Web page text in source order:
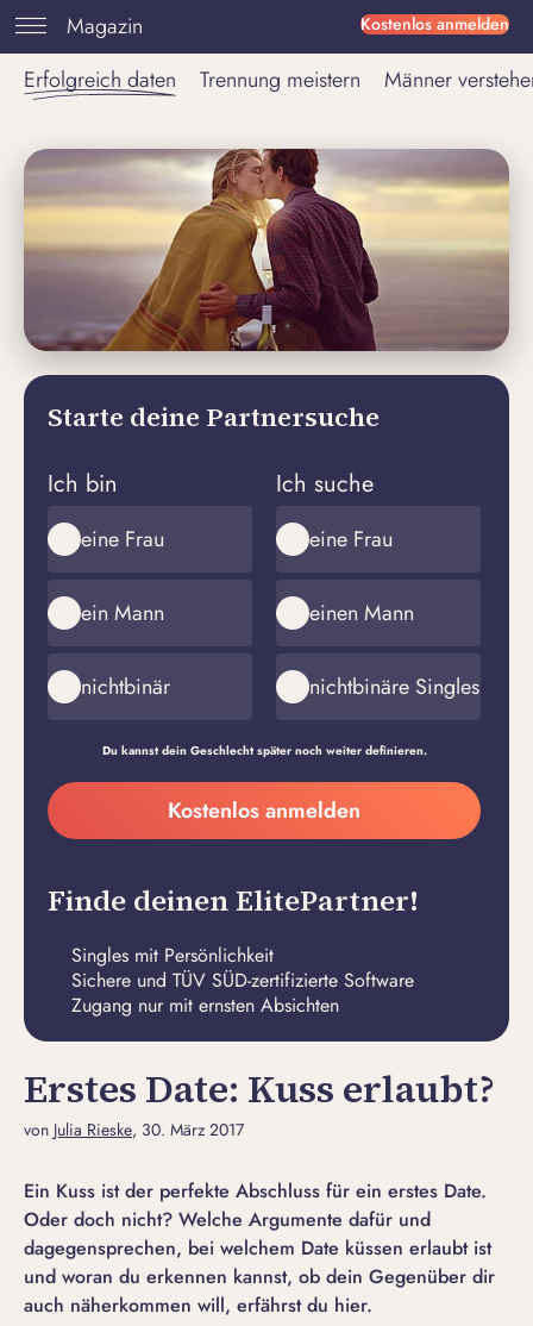
Kostenlos anmelden
Magazin
Erfolgreich daten
Trennung meistern Männer
Starte deine Partnersuche
Ich bin
eine Frau
ein Mann
nichtbinär
Ich suche
eine Frau
einen Mann
nichtbinäre Singles
Du kannst dein Geschlecht später noch weiter definieren.
Meine
E-
Adresse
erstellen
Kostenlos anmelden
Finde deinen ElitePartner!
Singles mit Persönlichkeit
Sichere und TÜV SÜD-zertifizierte Software
Zugang nur mit ernsten Absichten
Erstes Date: Kuss erlaubt?
von Julia Rieske, 30. März 2017
Ein Kuss ist der perfekte Abschluss für ein erstes Date.
Oder doch nicht? Welche Argumente dafür und
dagegensprechen, bei welchem Date küssen erlaubt ist
und woran du erkennen kannst, ob dein Gegenüber dir
auch näherkommen will, erfährst du hier.